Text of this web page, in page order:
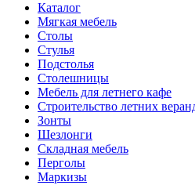
Каталог
Мягкая мебель
Столы
Стулья
Подстолья
Столешницы
Мебель для летнего кафе
Строительство летних
Зонты
Шезлонги
Складная мебель
Перголы
Маркизы